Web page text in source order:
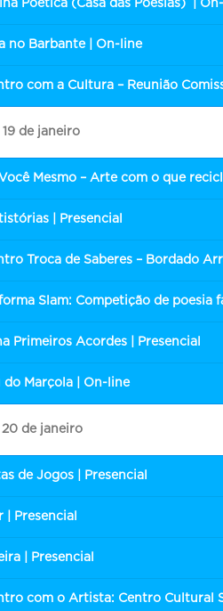
Poética (Casa das Poesias) |
no Barbante | On-line
com a Cultura – Reunião
de janeiro
Mesmo – Arte com o que
| Presencial
Troca de Saberes – Bordado
Slam: Competição de poesia
Primeiros Acordes | Presencial
do Marçola | On-line
de janeiro
de Jogos | Presencial
| Presencial
| Presencial
com o Artista: Centro Cultural